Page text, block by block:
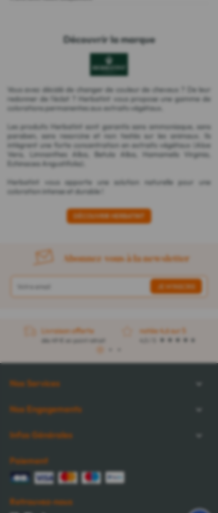
Découvrir la marque
Vous avez décidé de changer de couleur de cheveux ? De leur
redonner de l'éclat ? Herbatint vous propose une gamme de
colorations permanentes aux extraits végétaux.
Les produits Herbatint sont garantis sans ammoniaque, sans
paraben, sans resorcine et non testés sur les animaux. Ils
intègrent une forte concentration en extraits végétaux (Aloe
Vera, Limnanthes Alba, Betula Alba, Hamamelis Virginia,
Echinacea Angustifolia).
Herbatint vous apporte une solution naturelle pour une
coloration intense et durable !
DÉCOUVRIR HERBATINT
Abonnez-vous à la newsletter
Livraison offerte
dès 49 € en point retrait
notée 4,6 sur 5
Nos Services
Nos Engagements
Infos Générales
Paiement
Retrouvez-nous